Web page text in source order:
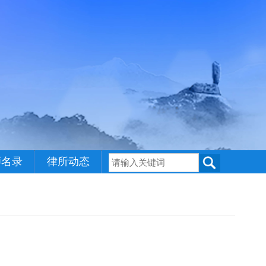
录 律所动态